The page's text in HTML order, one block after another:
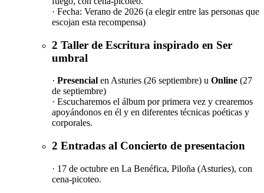
· Fecha: Verano de 2026 (a elegir entre las personas que
escojan esta recompensa)
2 Taller de Escritura inspirado en Ser
umbral
· Presencial en Asturies (26 septiembre) u Online (27
de septiembre)
· Escucharemos el álbum por primera vez y crearemos
apoyándonos en él y en diferentes técnicas poéticas y
corporales.
2 Entradas al Concierto de presentacion
· 17 de octubre en La Benéfica, Piloña (Asturies), con
cena-picoteo.